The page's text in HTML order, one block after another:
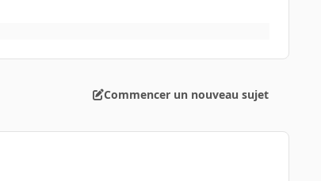
Commencer un nouveau sujet